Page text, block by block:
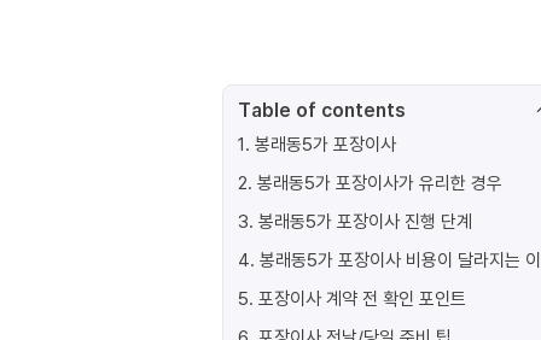
Table of contents
1. 봉래동5가 포장이사
2. 봉래동5가 포장이사가 유리한 경우
3. 봉래동5가 포장이사 진행 단계
4. 봉래동5가 포장이사 비용이 달라지는
5. 포장이사 계약 전 확인 포인트